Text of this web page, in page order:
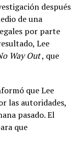
después
de una
por parte
Lee
Way Out, que
que Lee
las autoridades,
pasado. El
que